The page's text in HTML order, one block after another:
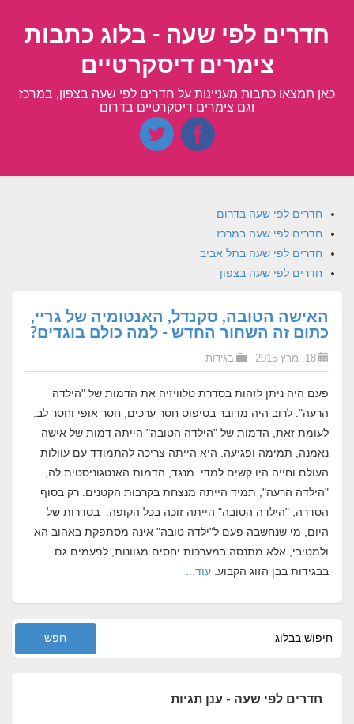
חדרים לפי שעה - בלוג כתבות
צימרים דיסקרטיים
כאן תמצאו כתבות מעניינות על חדרים לפי שעה בצפון, במרכז
וגם צימרים דיסקרטיים בדרום
חדרים לפי שעה בדרום
חדרים לפי שעה במרכז
חדרים לפי שעה בתל אביב
חדרים לפי שעה בצפון
האישה הטובה, סקנדל, האנטומיה של גריי,
כתום זה השחור החדש - למה כולם בוגדים?
18. מרץ 2015 בגידות
פעם היה ניתן לזהות בסדרת טלוויזיה את הדמות של "הילדה
הרעה". לרוב היה מדובר בטיפוס חסר ערכים, חסר אופי וחסר לב.
לעומת זאת, הדמות של "הילדה הטובה" הייתה דמות של אישה
נאמנה, תמימה ופגיעה. היא הייתה צריכה להתמודד עם עוולות
העולם וחייה היו קשים למדי. מנגד, הדמות האנטגוניסטית לה,
"הילדה הרעה", תמיד הייתה מנצחת בקרבות הקטנים. רק בסוף
הסדרה, "הילדה הטובה" הייתה זוכה בכל הקופה. בסדרות של
היום, מי שנחשבה פעם ל"ילדה טובה"אינה מסתפקת באהוב הא
ולמטיבי, אלא מתנסה במערכות יחסים מגוונות, לפעמים גם
בבגידות בבן הזוג הקבוע. עוד...
חדרים לפי שעה - ענן תגיות